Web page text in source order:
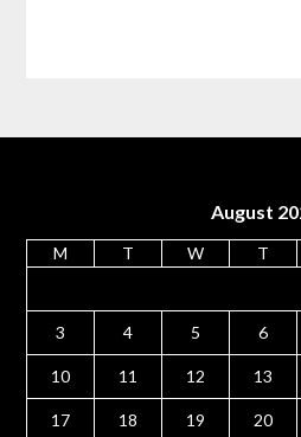
August
M T W T
3 4 5 6
10 11 12 13
17 18 19 20